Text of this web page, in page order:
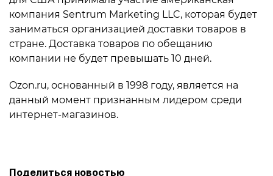
компания Sentrum Marketing LLC, которая будет
заниматься организацией доставки товаров в
стране. Доставка товаров по обещанию
компании не будет превышать 10 дней.
Ozon.ru, основанный в 1998 году, является на
данный момент признанным лидером среди
интернет-магазинов.
Поделиться новостью